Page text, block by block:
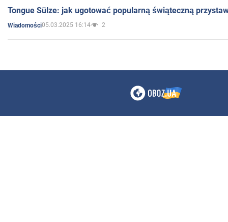
Tongue Sülze: jak ugotować popularną świąteczną
Wiadomości05.03.2025 16:14 2